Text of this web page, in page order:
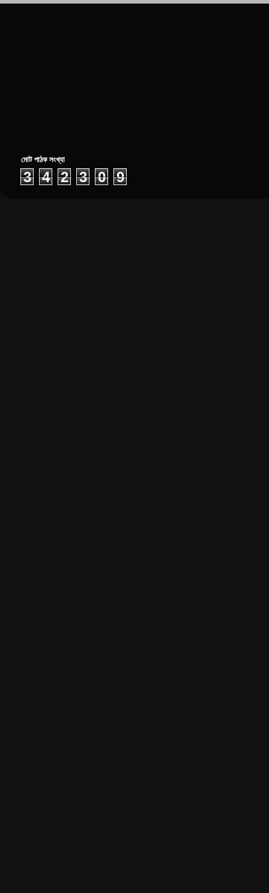
মোট পাঠক সংখ্যা
3 4 2 3 0 9